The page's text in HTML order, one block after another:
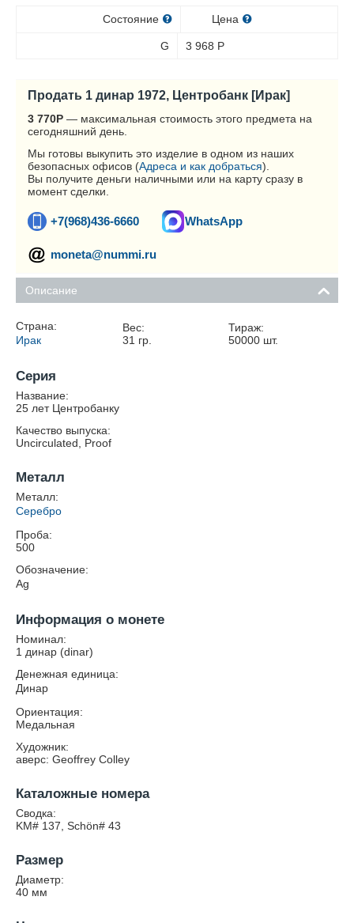
Состояние Цена
G 3 968 Р
Продать 1 динар 1972, Центробанк [Ирак]
3 770Р — максимальная стоимость этого предмета на
сегодняшний день.
Мы готовы выкупить это изделие в одном из наших
безопасных офисов (Адреса и как добраться).
Вы получите деньги наличными или на карту сразу в
момент сделки.
+7(968)436-6660 WhatsApp
moneta@nummi.ru
Описание
Страна:
Ирак
Вес:
31 гр.
Тираж:
50000 шт.
Серия
Название:
25 лет Центробанку
Качество выпуска:
Uncirculated, Proof
Металл
Металл:
Серебро
Проба:
500
Обозначение:
Ag
Информация о монете
Номинал:
1 динар (dinar)
Денежная единица:
Динар
Ориентация:
Медальная
Художник:
аверс: Geoffrey Colley
Каталожные номера
Сводка:
KM# 137, Schön# 43
Размер
Диаметр:
40 мм